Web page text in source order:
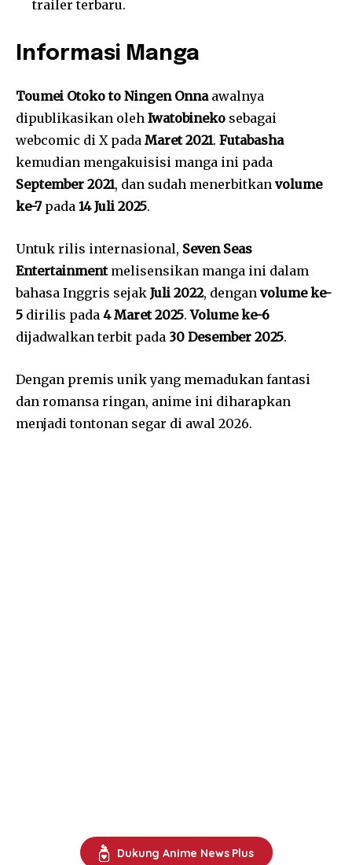
trailer terbaru.
Informasi Manga
Toumei Otoko to Ningen Onnaawalnya
dipublikasikan oleh Iwatobineko sebagai
webcomic di X pada Maret 2021. Futabasha
kemudian mengakuisisi manga ini pada
September 2021, dan sudah menerbitkan volume
ke-7pada 14 Juli 2025.
Untuk rilis internasional, Seven Seas
Entertainmentmelisensikan manga ini dalam
bahasa Inggris sejak Juli 2022, dengan volume ke-
5 dirilis pada 4 Maret 2025.Volume ke-6
dijadwalkan terbit pada 30 Desember 2025.
Dengan premis unik yang memadukan fantasi
dan romansa ringan, anime ini diharapkan
menjadi tontonan segar di awal 2026.
Dukung Anime News Plus